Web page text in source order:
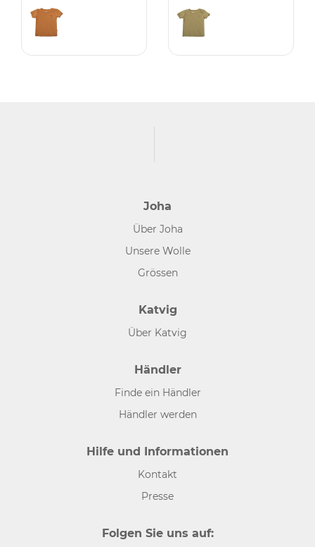
Joha
Über Joha
Unsere Wolle
Grössen
Katvig
Über Katvig
Händler
Finde ein Händler
Händler werden
Hilfe und Informationen
Kontakt
Presse
Folgen Sie uns auf: